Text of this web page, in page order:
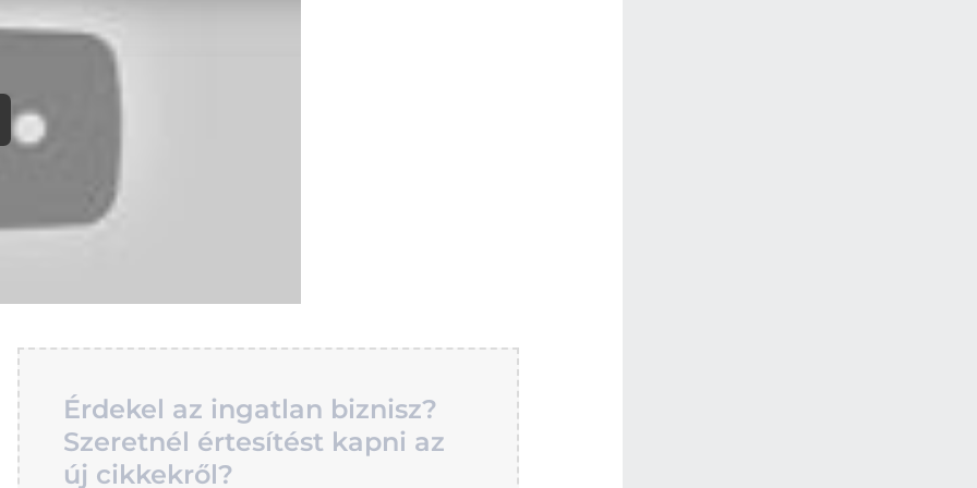
Érdekel az ingatlan biznisz?
Szeretnél értesítést kapni az
új cikkekről?